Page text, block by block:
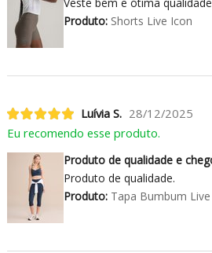
Produto:Shorts Live Icon
Luívia S. 28/12/2025
Eu recomendo esse produto.
Produto de qualidade e
Produto de qualidade.
Produto:Tapa Bumbum Live